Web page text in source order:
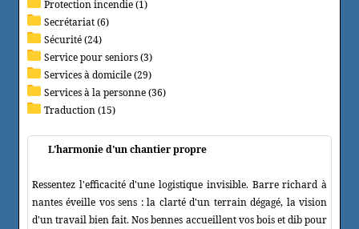
Protection incendie (1)
Secrétariat (6)
Sécurité (24)
Service pour seniors (3)
Services à domicile (29)
Services à la personne (36)
Traduction (15)
L'harmonie d'un chantier propre
Ressentez l'efficacité d'une logistique invisible. Barre richard à
nantes éveille vos sens : la clarté d'un terrain dégagé, la vision
d'un travail bien fait. Nos bennes accueillent vos bois et dib pour